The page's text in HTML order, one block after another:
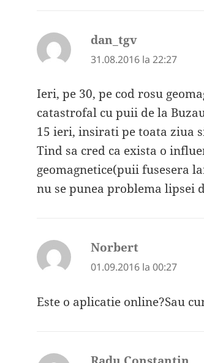
dan_tgv
31.08.2016 la 22:27
Ieri, pe 30, pe cod rosu
catastrofal cu puii de la
15 ieri, insirati pe toata ziua
Tind sa cred ca exista o
geomagnetice(puii fusesera
nu se punea problema lipsei
Norbert
01.09.2016 la 00:27
Este o aplicatie online?Sau